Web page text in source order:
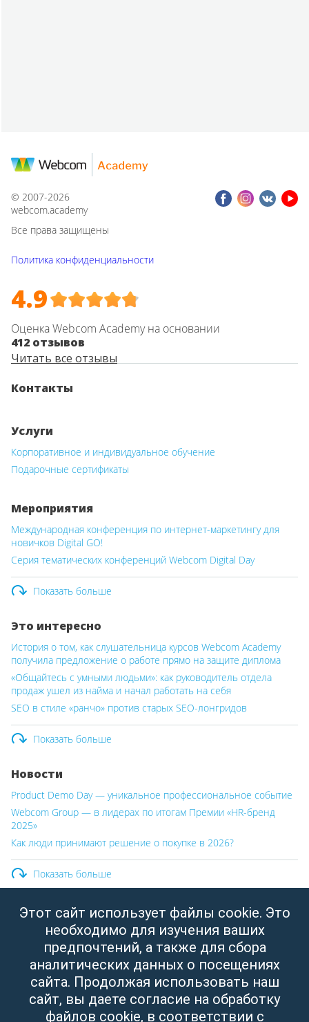
Этот сайт использует файлы cookie. Это
необходимо для изучения ваших
предпочтений, а также для сбора
аналитических данных о посещениях
сайта. Продолжая использовать наш
сайт, вы даете согласие на обработку
файлов cookie, в соответствии с
Контакты
© 2007-2026
webcom.academy
Все права защищены
Политика конфиденциальности
4.9
Оценка Webcom Academy на основании
412 отзывов
Читать все отзывы
Услуги
Корпоративное и индивидуальное обучение
Подарочные сертификаты
Мероприятия
Международная конференция по интернет-маркетингу для
новичков Digital GO!
Серия тематических конференций Webcom Digital Day
Показать больше
Это интересно
История о том, как слушательница курсов Webcom Academy
получила предложение о работе прямо на защите диплома
«Общайтесь с умными людьми»: как руководитель отдела
продаж ушел из найма и начал работать на себя
SEO в стиле «ранчо» против старых SEO-лонгридов
Показать больше
Новости
Product Demo Day — уникальное профессиональное событие
Webcom Group — в лидерах по итогам Премии «HR-бренд
2025»
Как люди принимают решение о покупке в 2026?
Показать больше
ООО «Вебком Групп»
Юридический адрес:
Республика Беларусь, г. Минск,
ул. Свердлова, д.11, пом. 332
УНП: 190437288
Зарегистрировано Мингорисполкомом от 14.04.2003